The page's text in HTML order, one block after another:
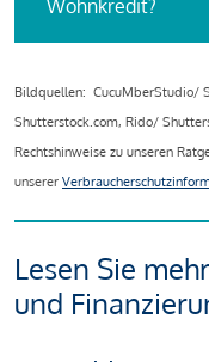
Wohnkredit?
Bildquellen: CucuMberStudio/
Shutterstock.com, Rido/
Rechtshinweise zu unseren
unserer
Lesen Sie
und